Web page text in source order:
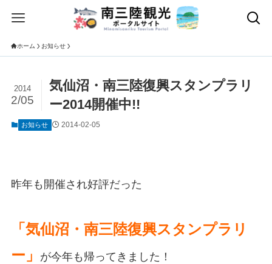
ホーム お知らせ
気仙沼・南三陸復興スタンプラリ
ー2014開催中!!
2014
2/05
お知らせ 2014-02-05
昨年も開催され好評だった
「気仙沼・南三陸復興スタンプラリ
ー」
が今年も帰ってきました！